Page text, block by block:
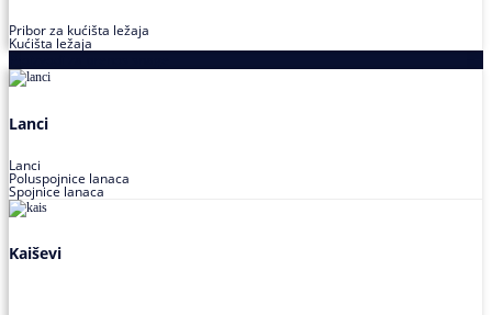
Pribor za kućišta ležaja
Kućišta ležaja
Lanci
Lanci
Poluspojnice lanaca
Spojnice lanaca
Kaiševi